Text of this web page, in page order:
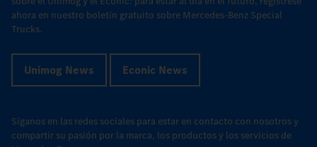
ahora en nuestro boletín gratuito sobre Mercedes-Benz Special
Trucks.
Unimog News Econic News
Síganos en las redes sociales para estar en contacto con nosotros y
compartir su pasión por la marca, los productos y los servicios de